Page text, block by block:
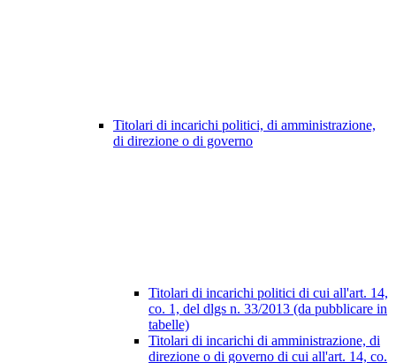
Titolari di incarichi politici, di amministrazione,
di direzione o di governo
Titolari di incarichi politici di cui all'art. 14,
co. 1, del dlgs n. 33/2013 (da pubblicare in
tabelle)
Titolari di incarichi di amministrazione, di
direzione o di governo di cui all'art. 14, co.